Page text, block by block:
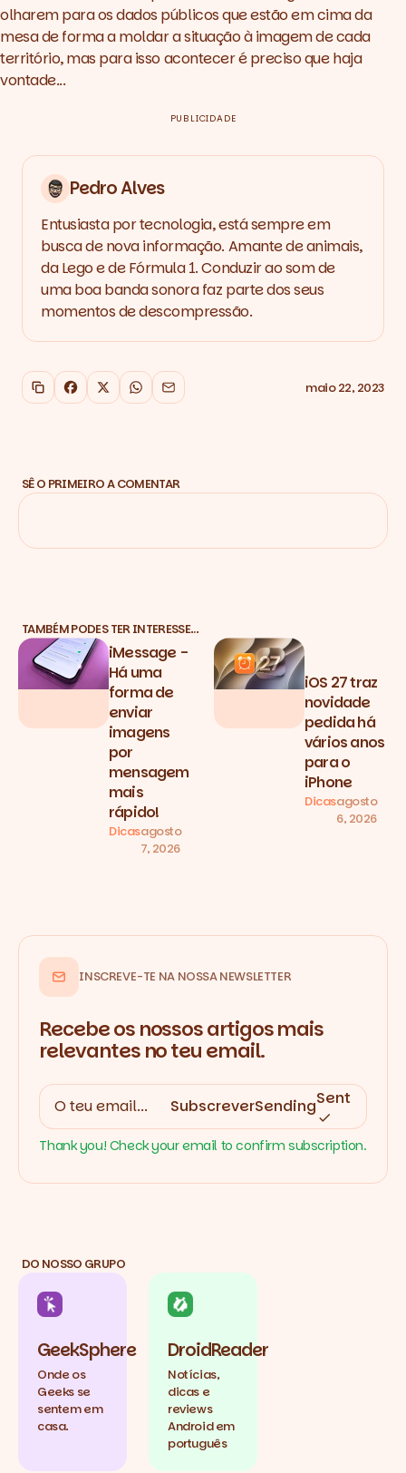
olharem para os dados públicos que estão em cima da
mesa de forma a moldar a situação à imagem de cada
território, mas para isso acontecer é preciso que haja
vontade...
PUBLICIDADE
Pedro Alves
Entusiasta por tecnologia, está sempre em
busca de nova informação. Amante de animais,
da Lego e de Fórmula 1. Conduzir ao som de
uma boa banda sonora faz parte dos seus
momentos de descompressão.
Copiar link
Facebook
X WhatsApp
Email maio 22, 2023
SÊ O PRIMEIRO A COMENTAR
TAMBÉM PODES TER INTERESSE…
iMessage -
Há uma
forma de
enviar
imagens
por
mensagem
mais
rápido!
Dicasagosto
7, 2026
iOS 27 traz
novidade
pedida há
vários anos
para o
iPhone
Dicasagosto
6, 2026
INSCREVE-TE NA NOSSA NEWSLETTER
Recebe os nossos artigos mais
relevantes no teu email.
SubscreverSendingSent
Thank you! Check your email to confirm subscription.
DO NOSSO GRUPO
GeekSphere
Onde os
Geeks se
sentem em
casa.
DroidReader
Notícias,
dicas e
reviews
Android em
português